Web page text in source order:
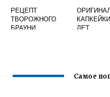
РЕЦЕПТ
ТВОРОЖНОГО
БРАУНИ
ЛЕТ
Самое